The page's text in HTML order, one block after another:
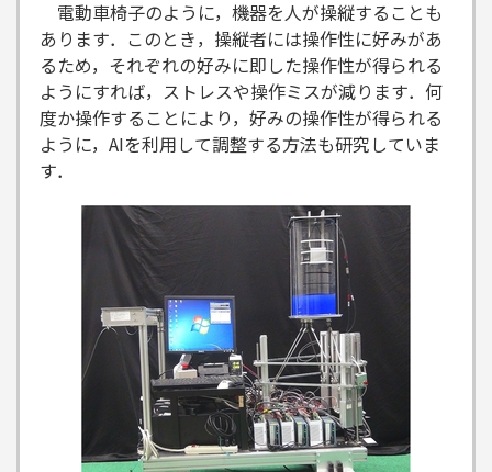
電動車椅子のように，機器を人が操縦することも
あります．このとき，操縦者には操作性に好みがあ
るため，それぞれの好みに即した操作性が得られる
ようにすれば，ストレスや操作ミスが減ります．何
度か操作することにより，好みの操作性が得られる
ように，AIを利用して調整する方法も研究していま
す．